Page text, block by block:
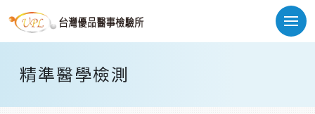
精準醫學檢測